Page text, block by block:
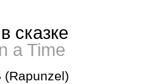
сказке
a Time
(Rapunzel)